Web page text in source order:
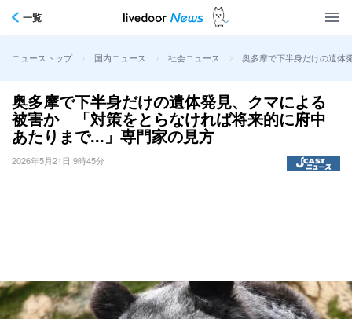
一覧
ニューストップ > 国内ニュース > 社会ニュース > 奥多摩で下半身だけの遺体
奥多摩で下半身だけの遺体発見、クマによる
被害か 「対策をとらなければ将来的に府中
あたりまで...」専門家の見方
2026年5月21日 9時45分